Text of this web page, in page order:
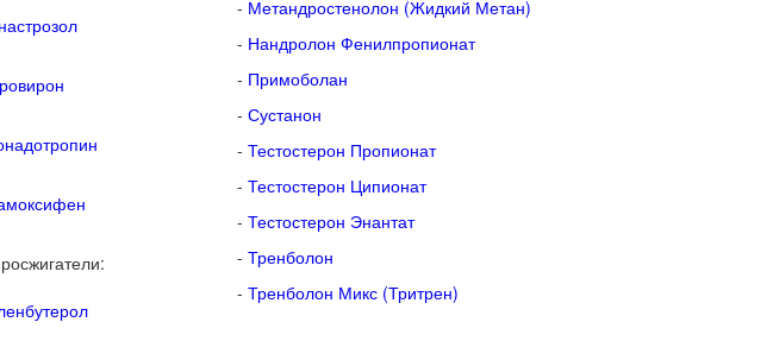
- Метандростенолон (Жидкий Метан)
- Нандролон Фенилпропионат
- Примоболан
- Сустанон
- Тестостерон Пропионат
- Тестостерон Ципионат
- Тестостерон Энантат
- Тренболон
- Тренболон Микс (Тритрен)